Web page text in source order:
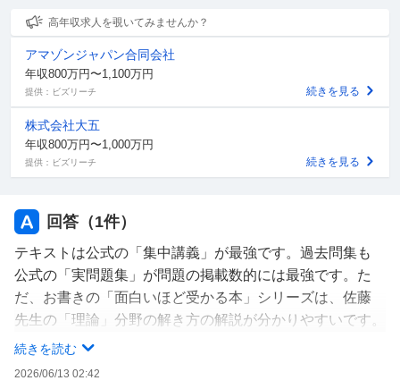
高年収求人を覗いてみませんか？
アマゾンジャパン合同会社
年収800万円〜1,100万円
提供：ビズリーチ 続きを見る
株式会社大五
年収800万円〜1,000万円
提供：ビズリーチ 続きを見る
回答（1件）
テキストは公式の「集中講義」が最強です。過去問集も
公式の「実問題集」が問題の掲載数的には最強です。た
だ、お書きの「面白いほど受かる本」シリーズは、佐藤
先生の「理論」分野の解き方の解説が分かりやすいです。
暗記でイケる「実技」は取れても、秘書の考え方を問わ
続きを読む
2026/06/13 02:42